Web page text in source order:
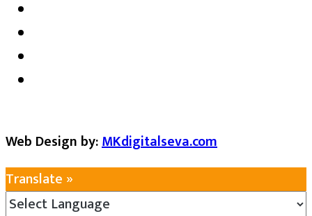
Web Design by:MKdigitalseva.com
Translate »